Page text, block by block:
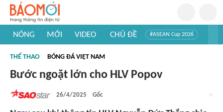
NÓNG MỚI VIDEO CHỦ ĐỀ #ASEAN Cup 2026
#Khám phá thế giới
THỂ THAO BÓNG ĐÁ VIỆT NAM
Bước ngoặt lớn cho HLV Popov
26/4/2025 Gốc